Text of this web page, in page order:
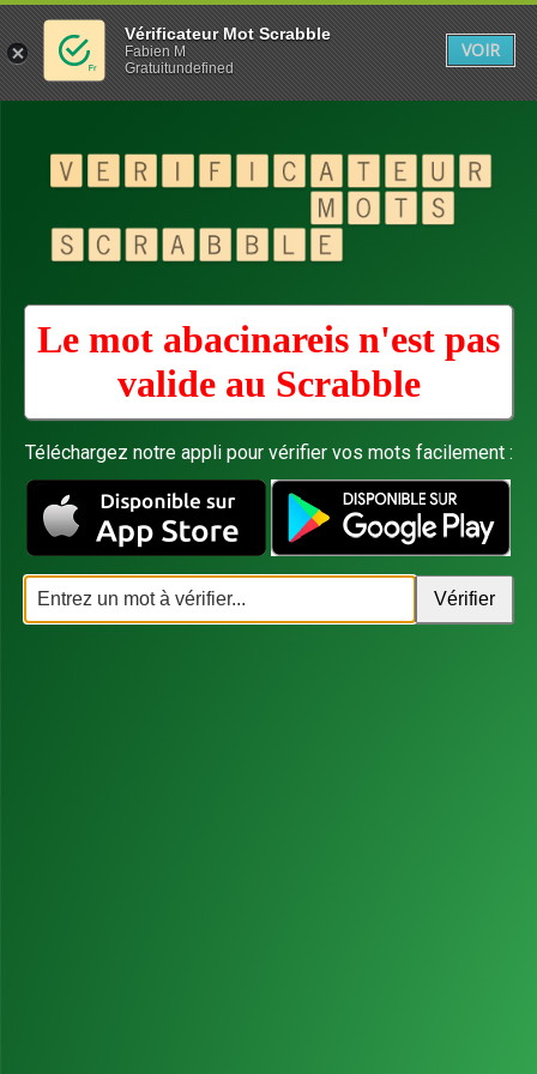
Le mot abacinareis n'est pas
valide au Scrabble
Téléchargez notre appli pour vérifier vos mots facilement :
Vérificateur Mot Scrabble
Fabien M
Gratuitundefined
VOIR